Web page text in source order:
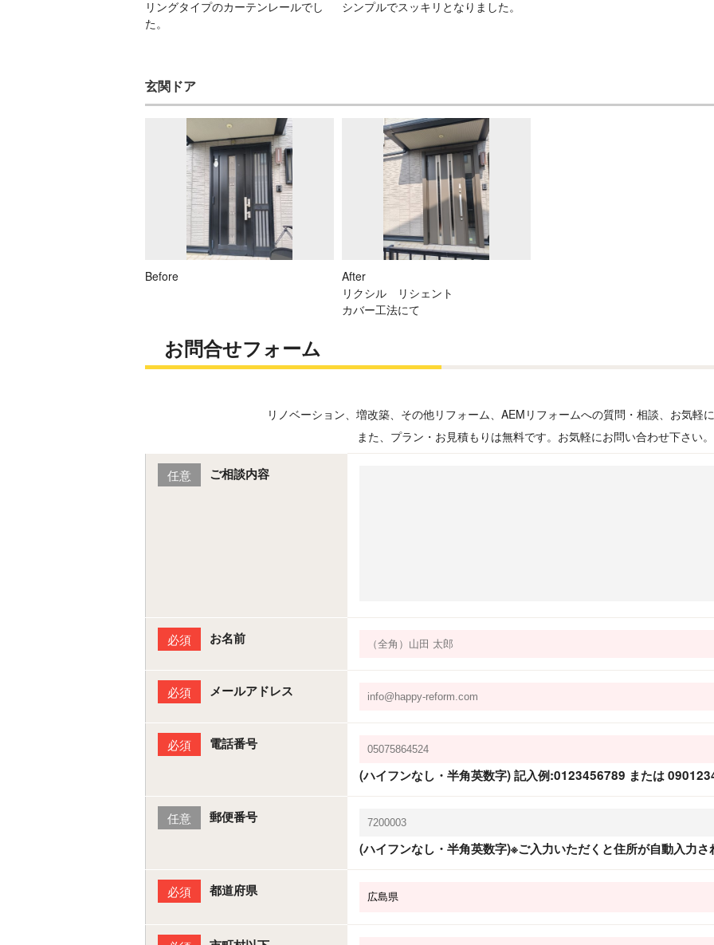
リングタイプのカーテンレールでし
た。
シンプルでスッキリとなりました。
玄関ドア
Before
After
リクシル リシェント
カバー工法にて
お問合せフォーム
リノベーション、増改築、その他リフォーム、AEMリフォームへの質問・相談、お気軽
また、プラン・お見積もりは無料です。お気軽にお問い合わせ下さい。
任意 ご相談内容
必須 お名前
必須 メールアドレス
必須
電話番号
(ハイフンなし・半角英数字) 記入例:0123456789 または
任意
郵便番号
(ハイフンなし・半角英数字)※ご入力いただくと住所が自動入力さ
必須 都道府県